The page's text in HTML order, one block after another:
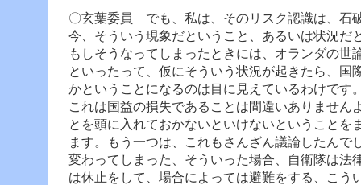
〇玄葉委員 でも、私は、そのリスク認識は、石
今、そういう現象だということ、あるいは状況だ
もしそうなってしまったときには、オランダの世
といったって、仮にそういう状況が起きたら、国
かということになるのは目に見えているわけです
これは国益の損失であることは間違いありません
とを頭に入れておかないといけないということを
ます。
もう一つは、これもさんざん議論したんで
変わってしまった、そういった場合、自衛隊は法
は休止をして、場合によっては避難をする、こう